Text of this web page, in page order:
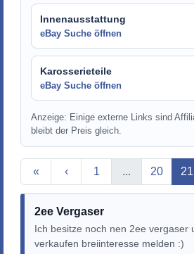
Innenausstattung
eBay Suche öffnen
Karosserieteile
eBay Suche öffnen
Anzeige: Einige externe Links sind
bleibt der Preis gleich.
« ‹ 1 ... 20 21
2ee Vergaser
Ich besitze noch nen 2ee vergaser
verkaufen breiinteresse melden :)